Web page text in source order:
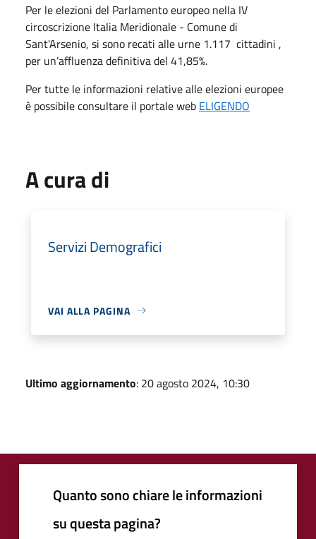
Per le elezioni del Parlamento europeo nella IV
circoscrizione Italia Meridionale - Comune di
Sant'Arsenio, si sono recati alle urne 1.117 cittadini ,
per un’affluenza definitiva del 41,85%.
Per tutte le informazioni relative alle elezioni europee
è possibile consultare il portale web ELIGENDO
A cura di
Servizi Demografici
VAI ALLA PAGINA
Ultimo aggiornamento: 20 agosto 2024, 10:30
Quanto sono chiare le informazioni
su questa pagina?